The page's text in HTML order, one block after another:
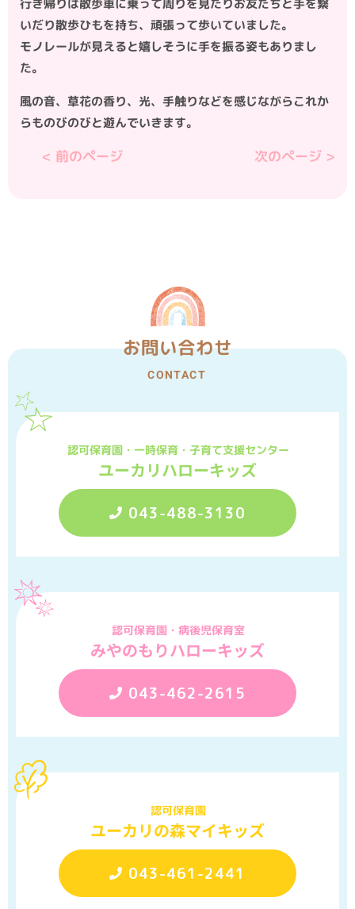
行き帰りは散歩車に乗って周りを見たりお友だちと手を繋
いだり散歩ひもを持ち、頑張って歩いていました。
モノレールが見えると嬉しそうに手を振る姿もありまし
た。
風の音、草花の香り、光、手触りなどを感じながらこれか
らものびのびと遊んでいきます。
< 前のページ 次のぺージ >
お問い合わせ
CONTACT
認可保育園・一時保育・子育て支援センター
ユーカリハローキッズ
043-488-3130
認可保育園・病後児保育室
みやのもりハローキッズ
043-462-2615
認可保育園
ユーカリの森マイキッズ
043-461-2441